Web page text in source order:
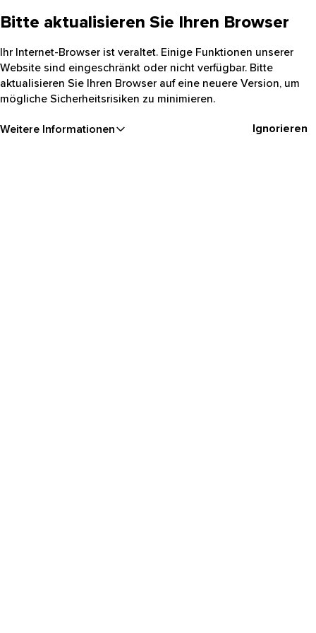
Bitte aktualisieren Sie Ihren Browser
Ihr Internet-Browser ist veraltet. Einige Funktionen unserer
Website sind eingeschränkt oder nicht verfügbar. Bitte
aktualisieren Sie Ihren Browser auf eine neuere Version, um
mögliche Sicherheitsrisiken zu minimieren.
Weitere Informationen Ignorieren